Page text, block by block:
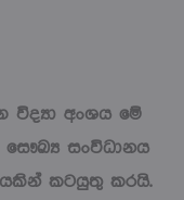
විද්‍යා අංශය මේ
සංවිධානය
කටයුතු කරයි.